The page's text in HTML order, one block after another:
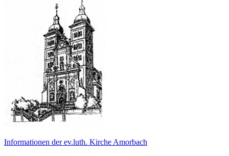
Informationen der ev.luth. Kirche Amorbach